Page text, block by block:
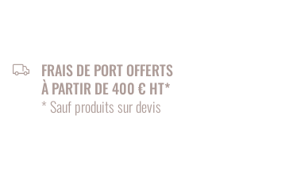
FRAIS DE PORT OFFERTS
À PARTIR DE 400 € HT*
* Sauf produits sur devis